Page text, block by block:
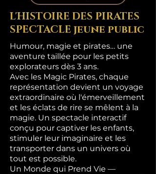
L'HISTOIRE DES PIRATES
SPECTACLE jeune public
Humour, magie et pirates… une
aventure taillée pour les petits
explorateurs dès 3 ans.
Avec les Magic Pirates, chaque
représentation devient un voyage
extraordinaire où l'émerveillement
et les éclats de rire se mêlent à la
magie. Un spectacle interactif
conçu pour captiver les enfants,
stimuler leur imaginaire et les
transporter dans un univers où
tout est possible.
Un Monde qui Prend Vie —